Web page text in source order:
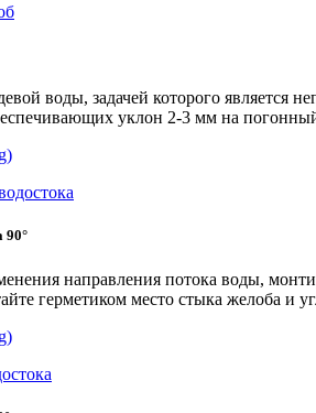
воды, задачей которого
уклон 2-3 мм на
90°
направления потока воды,
герметиком место стыка желоба и